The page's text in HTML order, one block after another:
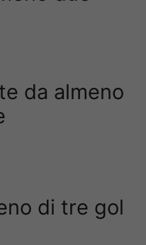
da almeno
di tre gol